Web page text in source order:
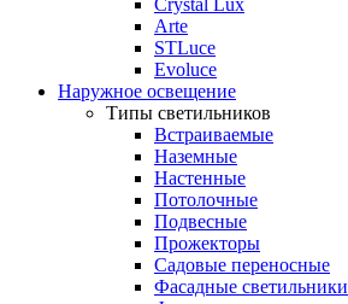
Crystal Lux
Arte
STLuce
Evoluce
Наружное освещение
Типы светильников
Встраиваемые
Наземные
Настенные
Потолочные
Подвесные
Прожекторы
Садовые переносные
Фасадные светильники